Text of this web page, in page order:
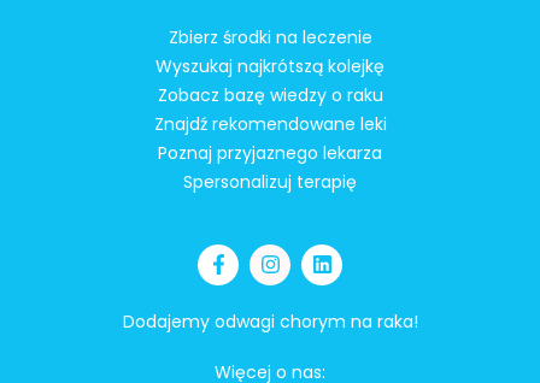
Zbierz środki na leczenie
Wyszukaj najkrótszą kolejkę
Zobacz bazę wiedzy o raku
Znajdź rekomendowane leki
Poznaj przyjaznego lekarza
Spersonalizuj terapię
Dodajemy odwagi chorym na raka!
Więcej o nas: